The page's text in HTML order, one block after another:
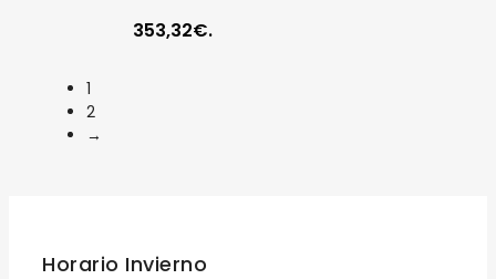
353,32€.
1
2
→
Horario Invierno